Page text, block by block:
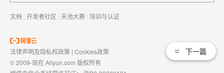
下一篇
文档 | 开发者社区 | 天池大赛 | 培训与认证
法律声明及隐私权政策 | Cookies政策
© 2009-现在 Aliyun.com 版权所有